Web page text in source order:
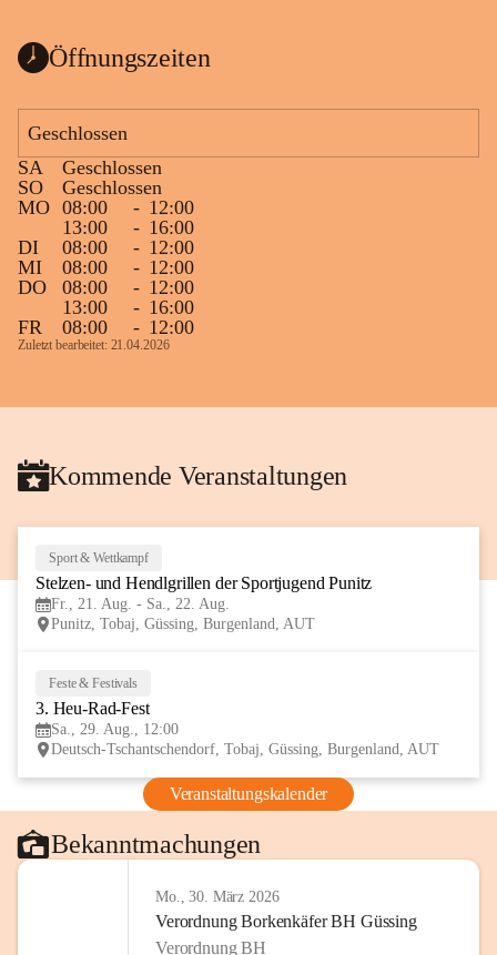
Das Gemeindeamt freut sich sehr über die
Spende >lesenswerter< Bücher und
vorsortiert in die Bücherzelle eingeräumt
werden können.
Gleichzeitig möchten wir uns bei all Jenen
sehr herzlich bedanken, die bereits viele
tolle Bücher spendiert haben.
Öffnungszeiten
Geschlossen
SA
Geschlossen
SO
Geschlossen
MO 08:00 - 12:00
13:00
- 16:00
DI
08:00 - 12:00
MI
08:00 - 12:00
DO
08:00 - 12:00
13:00
- 16:00
FR
08:00 - 12:00
Zuletzt bearbeitet: 21.04.2026
Kommende Veranstaltungen
Sport & Wettkampf
Stelzen- und Hendlgrillen der Sportjugend Punitz
Fr., 21. Aug. - Sa., 22. Aug.
Punitz, Tobaj, Güssing, Burgenland, AUT
Feste & Festivals
3. Heu-Rad-Fest
Sa., 29. Aug., 12:00
Deutsch-Tschantschendorf, Tobaj, Güssing, Burgenland, AUT
Veranstaltungskalender
Bekanntmachungen
Mo., 30. März 2026
Verordnung Borkenkäfer BH Güssing
Verordnung BH